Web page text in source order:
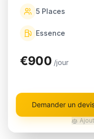
5 Places
Essence
€900 /jour
Demander un